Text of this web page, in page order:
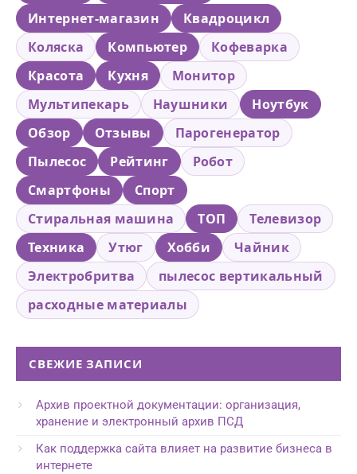
Интернет-магазин
Квадроцикл
Коляска
Компьютер
Кофеварка
Красота
Кухня
Монитор
Мультипекарь
Наушники
Ноутбук
Обзор
Отзывы
Парогенератор
Пылесос
Рейтинг
Робот
Смартфоны
Спорт
Стиральная машина
ТОП
Телевизор
Техника
Утюг Хобби
Чайник
Электробритва
пылесос вертикальный
расходные материалы
СВЕЖИЕ ЗАПИСИ
Архив проектной документации: организация,
хранение и электронный архив ПСД
Как поддержка сайта влияет на развитие бизнеса в
интернете